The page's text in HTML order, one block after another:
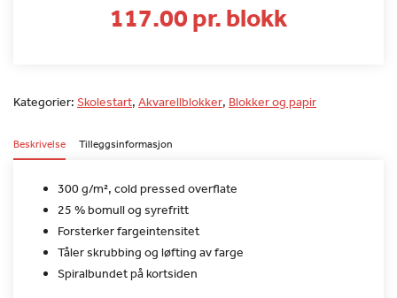
117.00 pr. blokk
Kategorier: Skolestart, Akvarellblokker, Blokker og papir
Beskrivelse Tilleggsinformasjon
300 g/m², cold pressed overflate
25 % bomull og syrefritt
Forsterker fargeintensitet
Tåler skrubbing og løfting av farge
Spiralbundet på kortsiden